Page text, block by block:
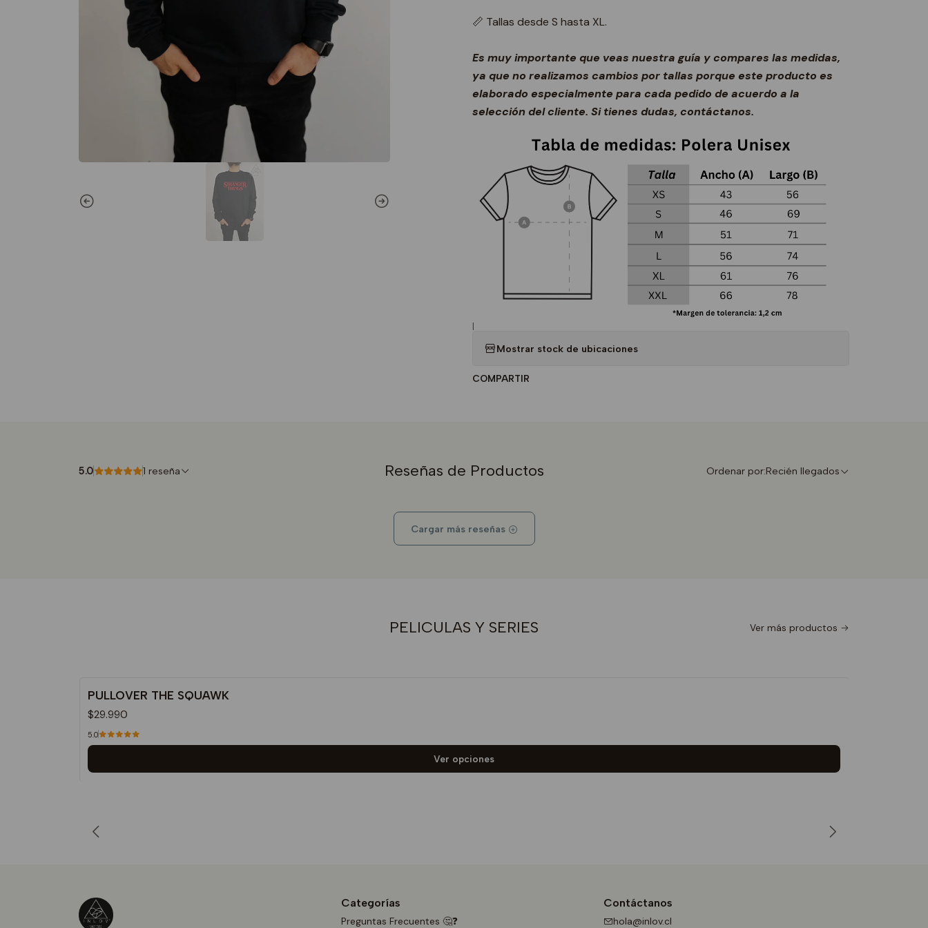
📏 Tallas desde S hasta XL.
Es muy importante que veas nuestra guía y compares las medidas,
ya que no realizamos cambios por tallas porque este producto es
elaborado especialmente para cada pedido de acuerdo a la
selección del cliente. Si tienes dudas, contáctanos.
|
Mostrar stock de ubicaciones
COMPARTIR
Reseñas de Productos
5.0 1 reseña Ordenar por:Recién llegados
Cargar más reseñas
PELICULAS Y SERIES Ver más productos
PULLOVER THE SQUAWK
$29.990
5.0
Ver opciones
Categorías
Preguntas Frecuentes 🤔❓
Contáctanos
hola@inlov.cl